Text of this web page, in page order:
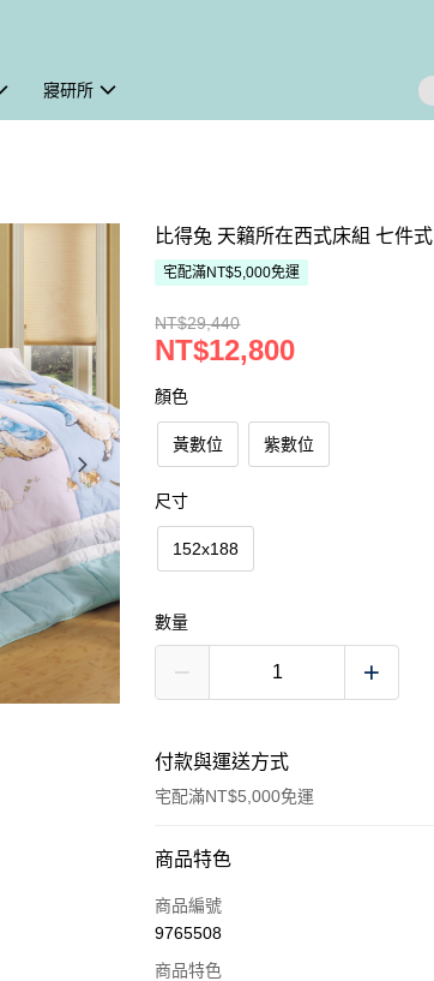
寢研所
比得兔 天籟所在西式床組 七件式
宅配滿NT$5,000免運
NT$29,440
NT$12,800
顏色
黃數位 紫數位
尺寸
152x188
數量
付款與運送方式
宅配滿NT$5,000免運
付款方式
信用卡一次付款
商品特色
商品編號
9765508
商品特色